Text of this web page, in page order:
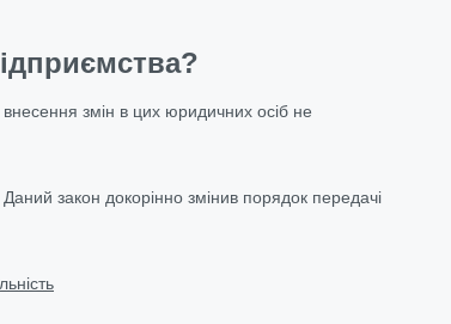
змін в цих юридичних осіб не
закон докорінно змінив порядок передачі